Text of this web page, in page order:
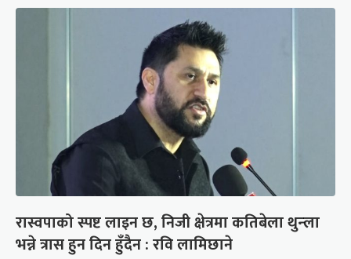
रास्वपाको स्पष्ट लाइन छ, निजी क्षेत्रमा कतिबेला थुन्ला
भन्ने त्रास हुन दिन हुँदैन : रवि लामिछाने